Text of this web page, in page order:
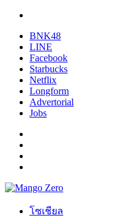
BNK48
LINE
Facebook
Starbucks
Netflix
Longform
Advertorial
Jobs
โซเชียล